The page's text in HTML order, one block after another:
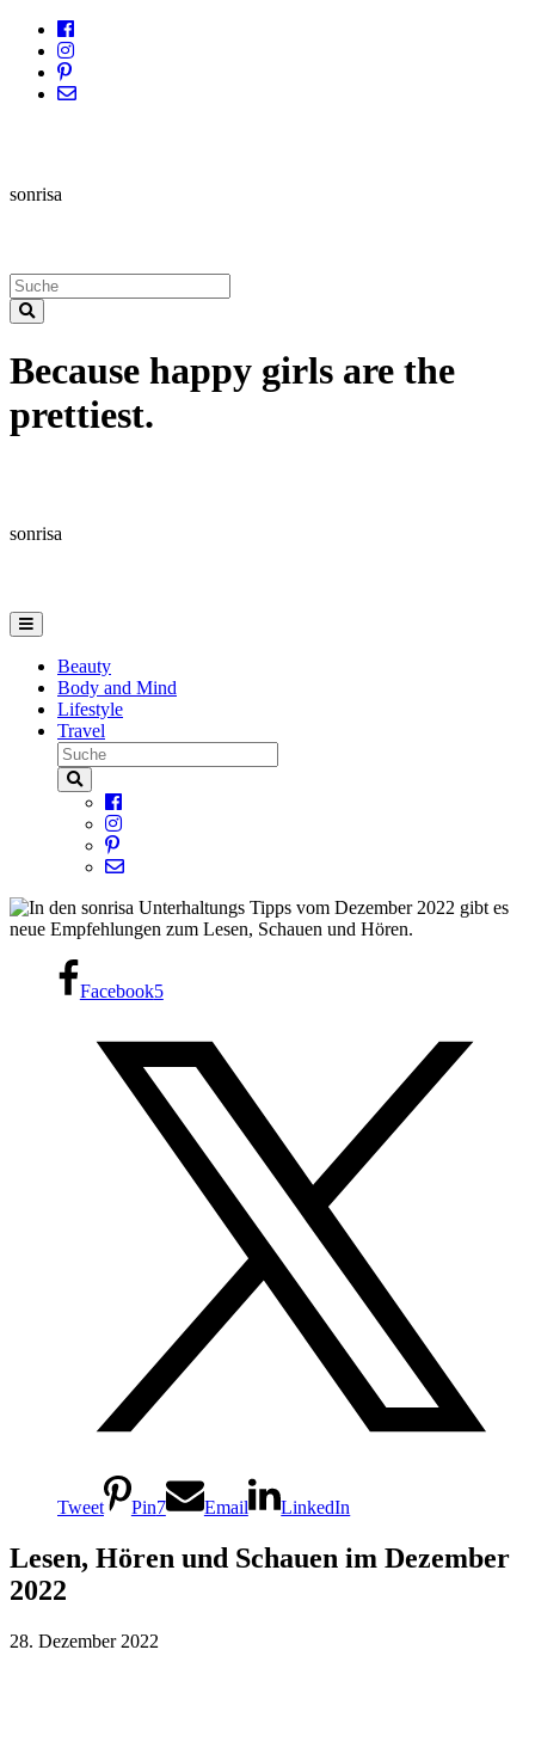
sonrisa
Because happy girls are the
prettiest.
sonrisa
Beauty
Body and Mind
Lifestyle
Travel
Facebook5
Tweet Pin7 Email LinkedIn
Lesen, Hören und Schauen im Dezember
2022
28. Dezember 2022